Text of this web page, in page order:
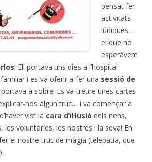
pensat fer
activitats
lúdiques…
el que no
esperàvem
! Ell portava uns dies a l’hospital
i es va oferir a fer una sessió de
a sobre! Es va treure unes cartes
nos algun truc… i va començar a
vist la cara d’il·lusió dels nens,
les voluntàries, les nostres i la seva! En
fer el nostre truc de màgia (telepatia, que